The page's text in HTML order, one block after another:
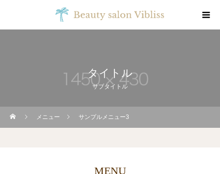
タイトル
サブタイトル
メニュー サンプルメニュー3
MENU